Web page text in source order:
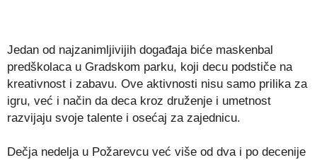
Jedan od najzanimljivijih događaja biće maskenbal
predškolaca u Gradskom parku, koji decu podstiče na
kreativnost i zabavu. Ove aktivnosti nisu samo prilika za
igru, već i način da deca kroz druženje i umetnost
razvijaju svoje talente i osećaj za zajednicu.
Dečja nedelja u Požarevcu već više od dva i po decenije